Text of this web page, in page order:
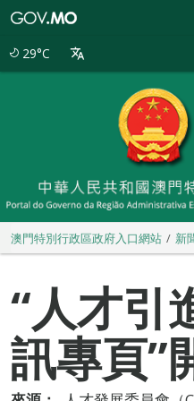
29°C
澳門特別行政區政府入口網站 新
“人才引
訊專頁”